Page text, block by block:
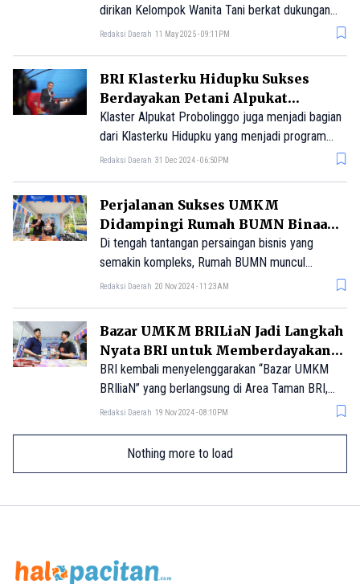
Tani
dirikan Kelompok Wanita Tani berkat dukungan
modal dan pendampingan BRI
Redaksi Daerah 11 May 2025 - 09:11PM
BRI Klasterku Hidupku Sukses
Berdayakan Petani Alpukat
Probolinggo
Klaster Alpukat Probolinggo juga menjadi bagian
dari Klasterku Hidupku yang menjadi program
pemberdayaan BRI dalam mendukung pelaku
Redaksi Daerah 31 Dec 2024 - 06:50PM
Perjalanan Sukses UMKM
Didampingi Rumah BUMN Binaan
BRI
Di tengah tantangan persaingan bisnis yang
semakin kompleks, Rumah BUMN muncul
sebagai wadah kolaborasi yang menghubungkan
Redaksi Daerah 20 Nov 2024 - 11:23AM
Bazar UMKM BRILiaN Jadi Langkah
Nyata BRI untuk Memberdayakan
Pelaku Usaha
BRI kembali menyelenggarakan “Bazar UMKM
BRIliaN” yang berlangsung di Area Taman BRI,
Jakarta pada Jumat, 15 November 2024.
Redaksi Daerah 19 Nov 2024 - 08:10PM
Nothing more to load